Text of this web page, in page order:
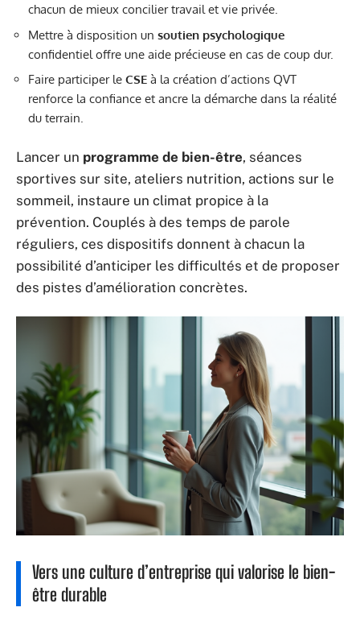
chacun de mieux concilier travail et vie privée.
Mettre à disposition un soutien psychologique
confidentiel offre une aide précieuse en cas de coup dur.
Faire participer le CSE à la création d’actions QVT
renforce la confiance et ancre la démarche dans la réalité
du terrain.
Lancer un programme de bien-être, séances
sportives sur site, ateliers nutrition, actions sur le
sommeil, instaure un climat propice à la
prévention. Couplés à des temps de parole
réguliers, ces dispositifs donnent à chacun la
possibilité d’anticiper les difficultés et de proposer
des pistes d’amélioration concrètes.
Vers une culture d’entreprise qui valorise le bien-
être durable